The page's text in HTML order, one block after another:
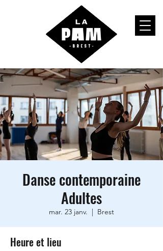
Danse contemporaine
Adultes
mar. 23 janv.
  |
Brest
Heure et lieu